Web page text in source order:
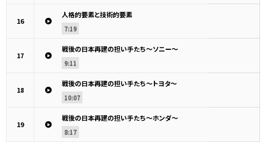
16
人格的要素と技術的要素
7:19
17
戦後の日本再建の担い手たち～ソニー～
9:11
18
戦後の日本再建の担い手たち～トヨタ～
10:07
19
戦後の日本再建の担い手たち～ホンダ～
8:17